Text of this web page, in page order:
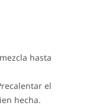
hasta
el
hecha.